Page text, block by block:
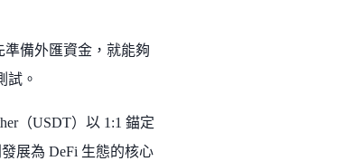
準備外匯資金，就能夠
試。
（USDT）以 1:1 錨定
展為 DeFi 生態的核心